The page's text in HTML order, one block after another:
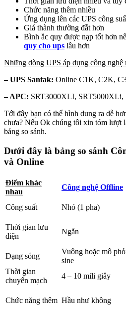
Chức năng thêm nhiều
Ứng dụng lên các UPS công
Giá thành thường đắt hơn
Bình ắc quy được nạp tốt hơn
quy cho ups lâu hơn
Những dòng UPS áp dụng công nghệ
– UPS Santak: Online C1K, C2K,
– APC: SRT3000XLI,
Tới đây bạn có thể hình dung ra dễ
chưa? Nếu Ok chúng tôi xin tóm lượt
bảng so sánh.
Dưới đây là bảng so sánh
và Online
Điểm khác
nhau
Công nghệ Offline
Công suất Nhỏ (1 pha)
Thời gian lưu
điện
Ngắn
Dạng sóng
Vuông hoặc mô
sine
Thời gian
chuyển mạch
4 – 10 mili giây
Chức năng thêm Hầu như không